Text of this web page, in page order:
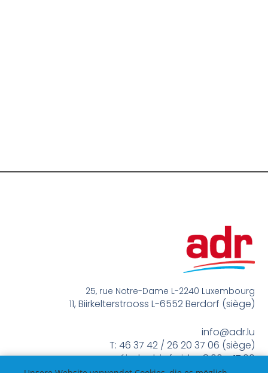
25, rue Notre-Dame L-2240 Luxembourg
11, Biirkelterstrooss L-6552 Berdorf (siège)
info@adr.lu
T: 46 37 42 / 26 20 37 06 (siège)
méindes bis freides 8:00 – 17:00